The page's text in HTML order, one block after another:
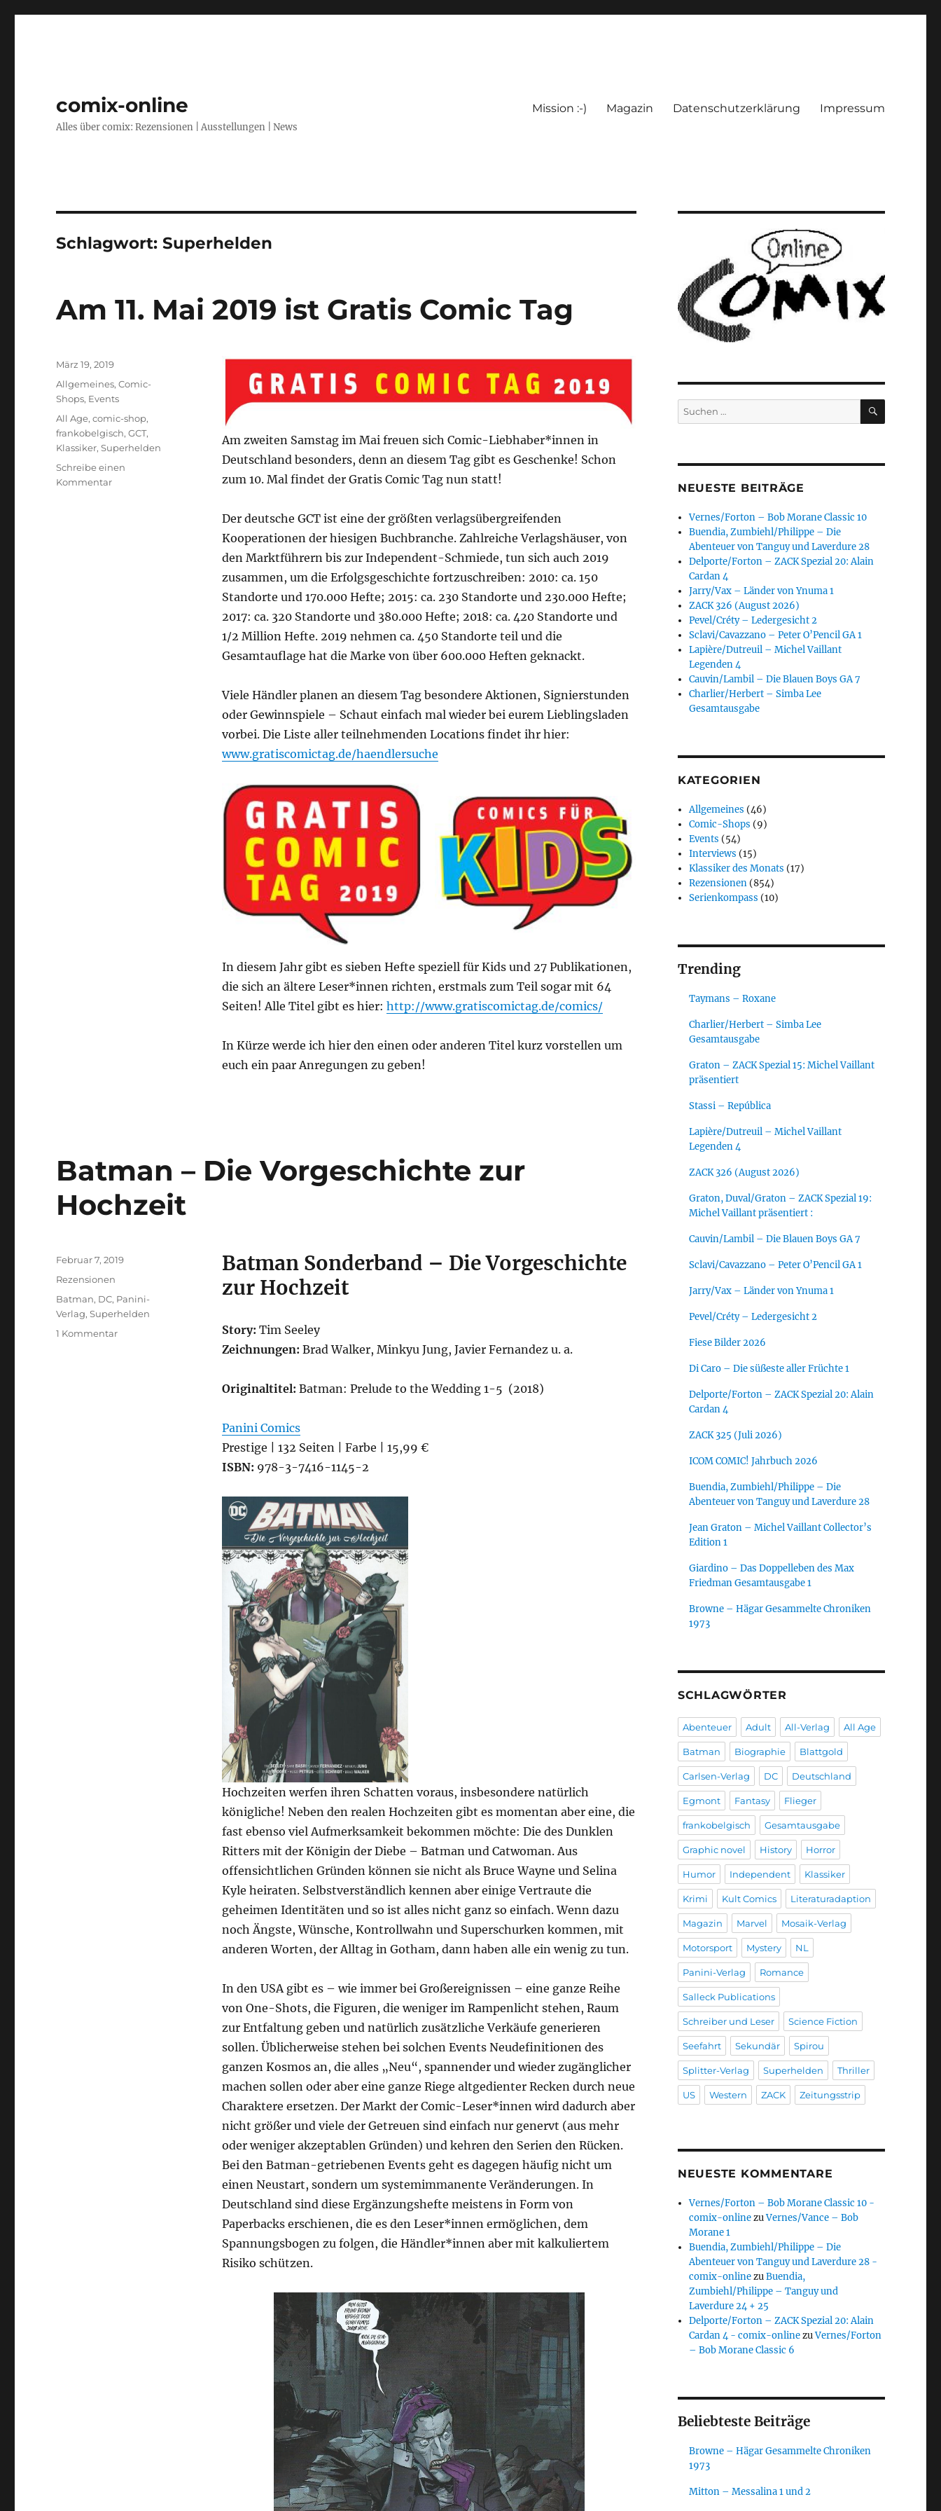
comix-online
Alles über comix: Rezensionen | Ausstellungen | News
Mission :-) Magazin Datenschutzerklärung Impressum
Schlagwort:Superhelden
Am 11. Mai 2019 ist Gratis Comic Tag
Am zweiten Samstag im Mai freuen sich Comic-Liebhaber*innen in
Deutschland besonders, denn an diesem Tag gibt es Geschenke! Schon
zum 10. Mal findet der Gratis Comic Tag nun statt!
Der deutsche GCT ist eine der größten verlagsübergreifenden
Kooperationen der hiesigen Buchbranche. Zahlreiche Verlagshäuser, von
den Marktführern bis zur Independent-Schmiede, tun sich auch 2019
zusammen, um die Erfolgsgeschichte fortzuschreiben: 2010: ca. 150
Standorte und 170.000 Hefte; 2015: ca. 230 Standorte und 230.000 Hefte;
2017: ca. 320 Standorte und 380.000 Hefte; 2018: ca. 420 Standorte und
1/2 Million Hefte. 2019 nehmen ca. 450 Standorte teil und die
Gesamtauflage hat die Marke von über 600.000 Heften geknackt.
Viele Händler planen an diesem Tag besondere Aktionen, Signierstunden
oder Gewinnspiele – Schaut einfach mal wieder bei eurem Lieblingsladen
vorbei. Die Liste aller teilnehmenden Locations findet ihr hier:
www.gratiscomictag.de/haendlersuche
In diesem Jahr gibt es sieben Hefte speziell für Kids und 27 Publikationen,
die sich an ältere Leser*innen richten, erstmals zum Teil sogar mit 64
Seiten! Alle Titel gibt es hier: http://www.gratiscomictag.de/comics/
In Kürze werde ich hier den einen oder anderen Titel kurz vorstellen um
euch ein paar Anregungen zu geben!
Veröffentlicht
am
März 19, 2019
Kategorien
Allgemeines,Comic-
Shops, Events
Schlagwörter
All Age,comic-shop,
frankobelgisch,GCT,
Klassiker,Superhelden
Schreibe einen
Kommentarzu
Batman – Die Vorgeschichte zur
Hochzeit
Batman Sonderband – Die Vorgeschichte
zur Hochzeit
Story: Tim Seeley
Zeichnungen: Brad Walker, Minkyu Jung, Javier Fernandez u. a.
Originaltitel: Batman: Prelude to the Wedding 1-5 (2018)
Panini Comics
Prestige | 132 Seiten | Farbe | 15,99 €
ISBN: 978-3-7416-1145-2
Hochzeiten werfen ihren Schatten voraus, insbesondere natürlich
königliche! Neben den realen Hochzeiten gibt es momentan aber eine, die
fast ebenso viel Aufmerksamkeit bekommen möchte: Die des Dunklen
Ritters mit der Königin der Diebe – Batman und Catwoman. Aus
offensichtlichen Gründen können sie nicht als Bruce Wayne und Selina
Kyle heiraten. Selbstverständlich kennen aber einige Vertraute die
geheimen Identitäten und so ist alles nicht ganz so einfach. Wenn dazu
noch Ängste, Wünsche, Kontrollwahn und Superschurken kommen, mit
anderen Worten, der Alltag in Gotham, dann haben alle ein wenig zu tun.
In den USA gibt es – wie immer bei Großereignissen – eine ganze Reihe
von One-Shots, die Figuren, die weniger im Rampenlicht stehen, Raum
zur Entfaltung geben und natürlich zusätzliche Verkäufe generieren
sollen. Üblicherweise stehen bei solchen Events Neudefinitionen des
ganzen Kosmos an, die alles „Neu“, spannender und wieder zugänglicher
machen sollen oder aber eine ganze Riege altgedienter Recken durch neue
Charaktere ersetzen. Der Markt der Comic-Leser*innen wird dadurch aber
nicht größer und viele der Getreuen sind einfach nur genervt (aus mehr
oder weniger akzeptablen Gründen) und kehren den Serien den Rücken.
Bei den Batman-getriebenen Events geht es dagegen häufig nicht um
einen Neustart, sondern um systemimmanente Veränderungen. In
Deutschland sind diese Ergänzungshefte meistens in Form von
Paperbacks erschienen, die es den Leser*innen ermöglichen, dem
Spannungsbogen zu folgen, die Händler*innen aber mit kalkuliertem
Risiko schützen.
Veröffentlicht
Februar 7, 2019
Kategorien
Rezensionen
Schlagwörter
Batman, DC, Panini-
Verlag,Superhelden
1 Kommentarzu
Suchen
nach:
SUCHEN
NEUESTE BEITRÄGE
Vernes/Forton – Bob Morane Classic 10
Buendia, Zumbiehl/Philippe – Die
Abenteuer von Tanguy und Laverdure 28
Delporte/Forton – ZACK Spezial 20: Alain
Cardan 4
Jarry/Vax – Länder von Ynuma 1
ZACK 326 (August 2026)
Pevel/Créty – Ledergesicht 2
Sclavi/Cavazzano – Peter O’Pencil GA 1
Lapière/Dutreuil – Michel Vaillant
Legenden 4
Cauvin/Lambil – Die Blauen Boys GA 7
Charlier/Herbert – Simba Lee
Gesamtausgabe
KATEGORIEN
Allgemeines (46)
Comic-Shops (9)
Events (54)
Interviews (15)
Klassiker des Monats (17)
Rezensionen (854)
Serienkompass (10)
Trending
Taymans – Roxane
Charlier/Herbert – Simba Lee
Gesamtausgabe
Graton – ZACK Spezial 15: Michel Vaillant
präsentiert
Stassi – República
Lapière/Dutreuil – Michel Vaillant
Legenden 4
ZACK 326 (August 2026)
Graton, Duval/Graton – ZACK Spezial 19:
Michel Vaillant präsentiert :
Cauvin/Lambil – Die Blauen Boys GA 7
Sclavi/Cavazzano – Peter O’Pencil GA 1
Jarry/Vax – Länder von Ynuma 1
Pevel/Créty – Ledergesicht 2
Fiese Bilder 2026
Di Caro – Die süßeste aller Früchte 1
Delporte/Forton – ZACK Spezial 20: Alain
Cardan 4
ZACK 325 (Juli 2026)
ICOM COMIC! Jahrbuch 2026
Buendia, Zumbiehl/Philippe – Die
Abenteuer von Tanguy und Laverdure 28
Jean Graton – Michel Vaillant Collector’s
Edition 1
Giardino – Das Doppelleben des Max
Friedman Gesamtausgabe 1
Browne – Hägar Gesammelte Chroniken
1973
SCHLAGWÖRTER
Abenteuer Adult All-Verlag All Age
Batman Biographie Blattgold
Carlsen-Verlag DC Deutschland
Egmont Fantasy Flieger
frankobelgisch Gesamtausgabe
Graphic novel History Horror
Humor Independent Klassiker
Krimi Kult Comics Literaturadaption
Magazin Marvel Mosaik-Verlag
Motorsport Mystery NL
Panini-Verlag Romance
Salleck Publications
Schreiber und Leser Science Fiction
Seefahrt Sekundär Spirou
Splitter-Verlag Superhelden Thriller
US Western ZACK Zeitungsstrip
NEUESTE KOMMENTARE
Vernes/Forton – Bob Morane Classic 10 -
comix-onlinezuVernes/Vance – Bob
Morane 1
Buendia, Zumbiehl/Philippe – Die
Abenteuer von Tanguy und Laverdure 28 -
comix-onlinezuBuendia,
Zumbiehl/Philippe – Tanguy und
Laverdure 24 + 25
Delporte/Forton – ZACK Spezial 20: Alain
Cardan 4 - comix-onlinezuVernes/Forton
– Bob Morane Classic 6
Beliebteste Beiträge
Browne – Hägar Gesammelte Chroniken
1973
Mitton – Messalina 1 und 2